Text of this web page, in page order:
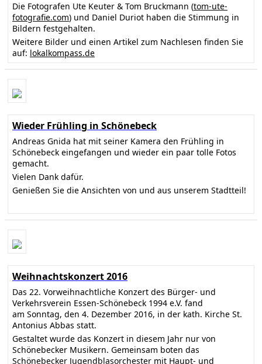
Die Fotografen Ute Keuter & Tom Bruckmann (tom-ute-
fotografie.com) und Daniel Duriot haben die Stimmung in
Bildern festgehalten.
Weitere Bilder und einen Artikel zum Nachlesen finden Sie
auf: lokalkompass.de
Wieder Frühling in Schönebeck
Andreas Gnida hat mit seiner Kamera den Frühling in
Schönebeck eingefangen und wieder ein paar tolle Fotos
gemacht.
Vielen Dank dafür.
Genießen Sie die Ansichten von und aus unserem Stadtteil!
Weihnachtskonzert 2016
Das 22. Vorweihnachtliche Konzert des Bürger- und
Verkehrsverein Essen-Schönebeck 1994 e.V. fand
am Sonntag, den 4. Dezember 2016, in der kath. Kirche St.
Antonius Abbas statt.
Gestaltet wurde das Konzert in diesem Jahr nur von
Schönebecker Musikern. Gemeinsam boten das
Schönebecker Jugendblasorchester mit Haupt- und